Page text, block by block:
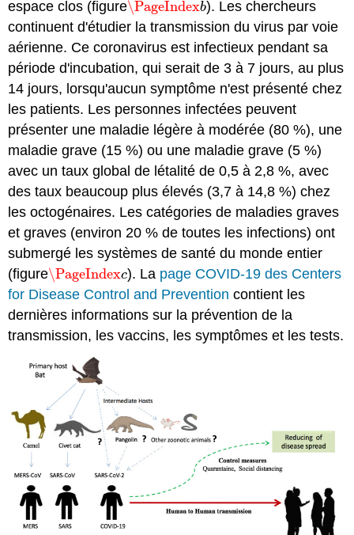
espace clos (figure\PageIndexb
\PageIndexb). Les chercheurs
continuent d'étudier la transmission du virus par voie
aérienne. Ce coronavirus est infectieux pendant sa
période d'incubation, qui serait de 3 à 7 jours, au plus
14 jours, lorsqu'aucun symptôme n'est présenté chez
les patients. Les personnes infectées peuvent
présenter une maladie légère à modérée (80 %), une
maladie grave (15 %) ou une maladie grave (5 %)
avec un taux global de létalité de 0,5 à 2,8 %, avec
des taux beaucoup plus élevés (3,7 à 14,8 %) chez
les octogénaires. Les catégories de maladies graves
et graves (environ 20 % de toutes les infections) ont
submergé les systèmes de santé du monde entier
(figure\PageIndexc
\PageIndexc). La page COVID-19 des Centers
for Disease Control and Prevention contient les
dernières informations sur la prévention de la
transmission, les vaccins, les symptômes et les tests.